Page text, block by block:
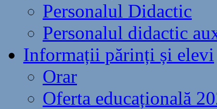
Personalul Didactic
Personalul didactic
Informații părinți și elevi
Orar
Oferta educațională